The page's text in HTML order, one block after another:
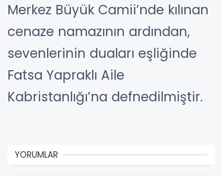
Merkez Büyük Camii’nde kılınan
cenaze namazının ardından,
sevenlerinin duaları eşliğinde
Fatsa Yapraklı Aile
Kabristanlığı’na defnedilmiştir.
YORUMLAR